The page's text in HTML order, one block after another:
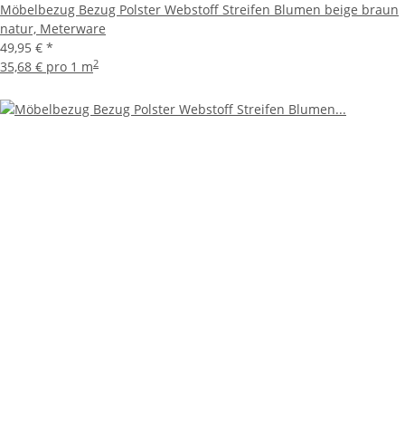
Möbelbezug Bezug Polster Webstoff Streifen Blumen beige braun
natur, Meterware
49,95 € *
35,68 € pro 1 m2